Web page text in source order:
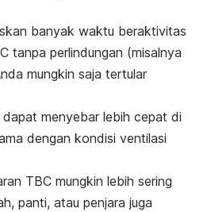
banyak waktu beraktivitas
tanpa perlindungan (misalnya
mungkin saja tertular
menyebar lebih cepat di
dengan kondisi ventilasi
TBC mungkin lebih sering
panti, atau penjara juga